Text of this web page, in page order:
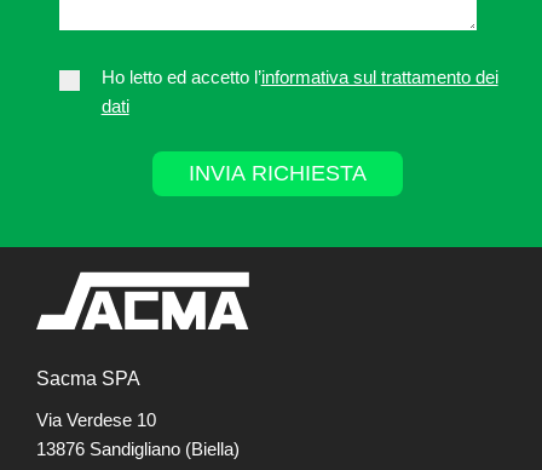
Ho letto ed accetto l’informativa sul trattamento dei
dati
Sacma SPA
Via Verdese 10
13876 Sandigliano (Biella)